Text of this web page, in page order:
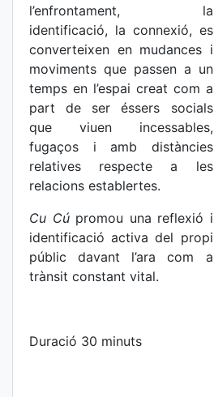
l’enfrontament, la
identificació, la connexió, es
converteixen en mudances i
moviments que passen a un
temps en l’espai creat com a
part de ser éssers socials
que viuen incessables,
fugaços i amb distàncies
relatives respecte a les
relacions establertes.
Cu Cúpromou una reflexió i
identificació activa del propi
públic davant l’ara com a
trànsit constant vital.
Duració 30 minuts